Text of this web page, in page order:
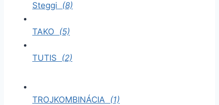
Steggi (8)
TAKO (5)
TUTIS (2)
TROJKOMBINÁCIA (1)